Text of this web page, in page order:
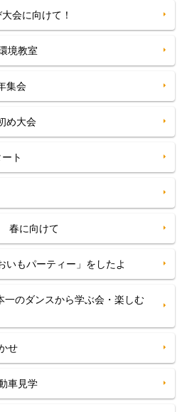
会に向けて！
境教室
集会
め大会
ト
春に向けて
いもパーティー」をしたよ
一のダンスから学ぶ会・楽しむ
せ
車見学